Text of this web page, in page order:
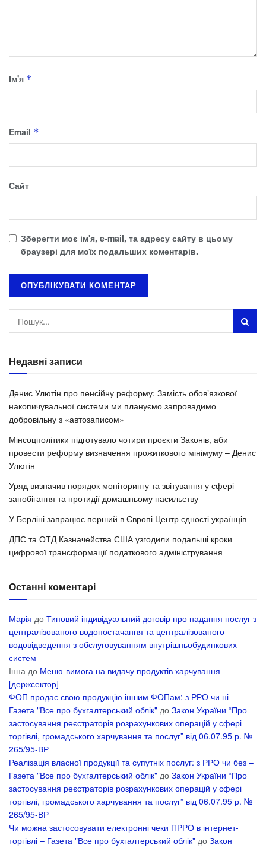
Ім'я *
Email *
Сайт
Зберегти моє ім'я, e-mail, та адресу сайту в цьому
браузері для моїх подальших коментарів.
Недавні записи
Денис Улютін про пенсійну реформу: Замість обовʼязкової
накопичувальної системи ми плануємо запровадимо
добровільну з «автозаписом»
Мінсоцполітики підготувало чотири проєкти Законів, аби
провести реформу визначення прожиткового мінімуму – Денис
Улютін
Уряд визначив порядок моніторингу та звітування у сфері
запобігання та протидії домашньому насильству
У Берліні запрацює перший в Європі Центр єдності українців
ДПС та ОТД Казначейства США узгодили подальші кроки
цифрової трансформації податкового адміністрування
Останні коментарі
Марія до Типовий індивідуальний договір про надання послуг з
централізованого водопостачання та централізованого
водовідведення з обслуговуванням внутрішньобудинкових
систем
Інна до Меню-вимога на видачу продуктів харчування
[держсектор]
ФОП продає свою продукцію іншим ФОПам: з РРО чи ні –
Газета "Все про бухгалтерський облік" до Закон України “Про
застосування реєстраторів розрахункових операцій у сфері
торгівлі, громадського харчування та послуг” від 06.07.95 р. №
265/95-ВР
Реалізація власної продукції та супутніх послуг: з РРО чи без –
Газета "Все про бухгалтерський облік" до Закон України “Про
застосування реєстраторів розрахункових операцій у сфері
торгівлі, громадського харчування та послуг” від 06.07.95 р. №
265/95-ВР
Чи можна застосовувати електронні чеки ПРРО в інтернет-
торгівлі – Газета "Все про бухгалтерський облік" до Закон